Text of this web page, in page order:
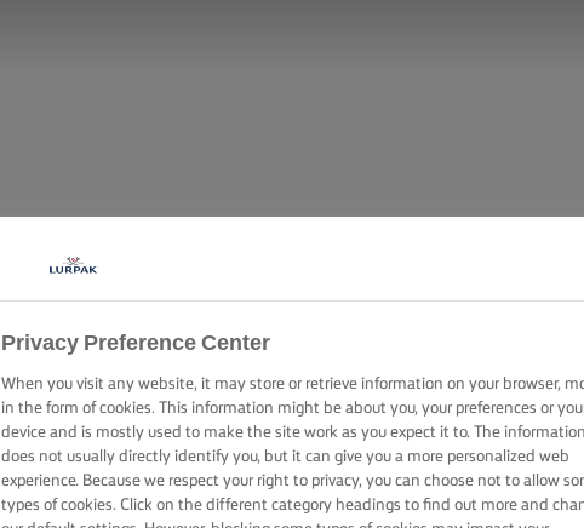
Privacy Preference Center
When you visit any website, it may store or retrieve information on your browser,
in the form of cookies. This information might be about you, your preferences or
device and is mostly used to make the site work as you expect it to. The information
does not usually directly identify you, but it can give you a more personalized web
experience. Because we respect your right to privacy, you can choose not to allow
types of cookies. Click on the different category headings to find out more and